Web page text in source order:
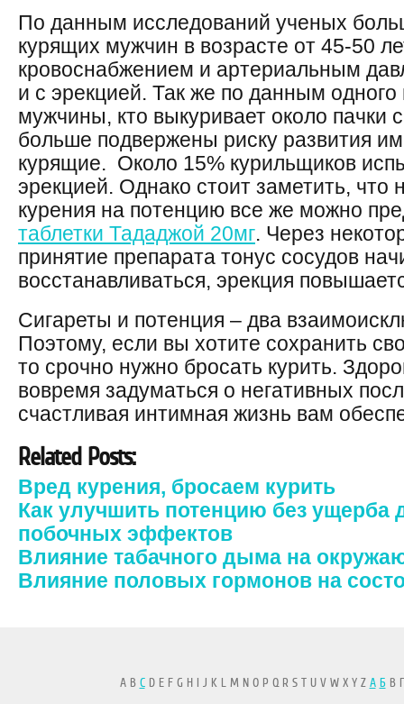
По данным исследований ученых
курящих мужчин в возрасте от 45-50
кровоснабжением и артериальным
и с эрекцией. Так же по данным одного
мужчины, кто выкуривает около пачки
больше подвержены риску развития
курящие. Около 15% курильщиков
эрекцией. Однако стоит заметить, что
курения на потенцию все же можно
таблетки Тададжой 20мг. Через
принятие препарата тонус сосудов
восстанавливаться, эрекция
Сигареты и потенция – два
Поэтому, если вы хотите сохранить
то срочно нужно бросать курить.
вовремя задуматься о негативных
счастливая интимная жизнь вам
Related Posts:
Вред курения, бросаем курить
Как улучшить потенцию без ущерба
побочных эффектов
Влияние табачного дыма на
Влияние половых гормонов на
A B CD E F G H I J K L M N O P Q R S T U V W X Y Z А БВ